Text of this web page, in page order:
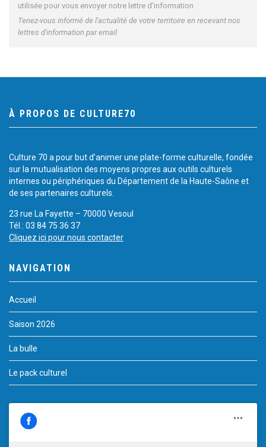
utilisée pour vous envoyer notre lettre d'information
Tenez-vous informé de l'actualité de votre territoire en recevant nos
lettres d'information par email
À PROPOS DE CULTURE70
Culture 70 a pour but d’animer une plate-forme culturelle, fondée
sur la mutualisation des moyens propres aux outils culturels
internes ou périphériques du Département de la Haute-Saône et
de ses partenaires culturels.
23 rue La Fayette – 70000 Vesoul
Tél.: 03 84 75 36 37
Cliquez ici pour nous contacter
NAVIGATION
Accueil
Saison 2026
La bulle
Le pack culturel